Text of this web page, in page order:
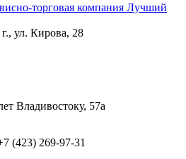
торговая компания Лучший
ул. Кирова, 28
Владивостоку, 57а
(423) 269-97-31